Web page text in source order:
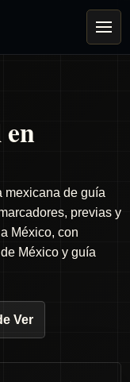
mexicana de guía
previas y
México, con
México y guía
Ver